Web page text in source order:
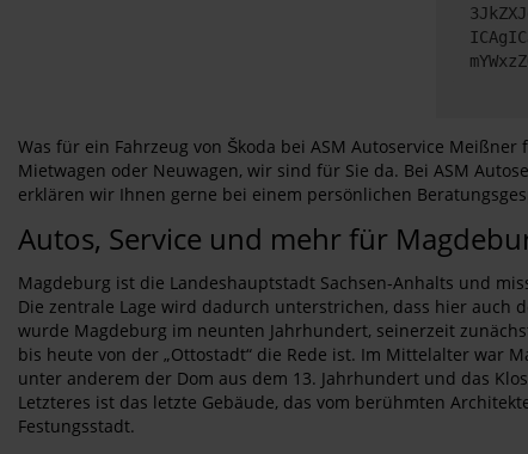
Was für ein Fahrzeug von Škoda bei ASM Autoservice
Mietwagen oder Neuwagen, wir sind für Sie da. Bei ASM
erklären wir Ihnen gerne bei einem persönlichen
Autos, Service und mehr für
Magdeburg ist die Landeshauptstadt Sachsen-Anhalts und
Die zentrale Lage wird dadurch unterstrichen, dass hier
wurde Magdeburg im neunten Jahrhundert, seinerzeit
bis heute von der „Ottostadt“ die Rede ist. Im Mittelalter war
unter anderem der Dom aus dem 13. Jahrhundert und das
Letzteres ist das letzte Gebäude, das vom berühmten
Festungsstadt.